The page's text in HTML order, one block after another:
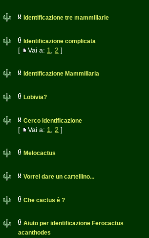
Identificazione tre mammillarie
Identificazione complicata
[ Vai a: 1 2 ]
Identificazione Mammillaria
Lobivia?
Cerco identificazione
[ Vai a: 1 2 ]
Melocactus
Vorrei dare un cartellino...
Che cactus è ?
Aiuto per identificazione Ferocactus
acanthodes